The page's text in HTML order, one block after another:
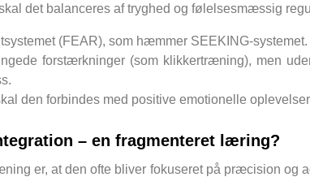
det balanceres af tryghed og følelsesmæssig
(FEAR), som hæmmer SEEKING-systemet.
forstærkninger (som klikkertræning), men
den forbindes med positive emotionelle
– en fragmenteret læring?
er, at den ofte bliver fokuseret på præcision